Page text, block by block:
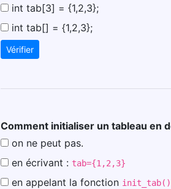
int tab[3] = {1,2,3};
int tab[] = {1,2,3};
Vérifier
Comment initialiser un tableau en
on ne peut pas.
en écrivant : tab={1,2,3}
en appelant la fonction init_tab()